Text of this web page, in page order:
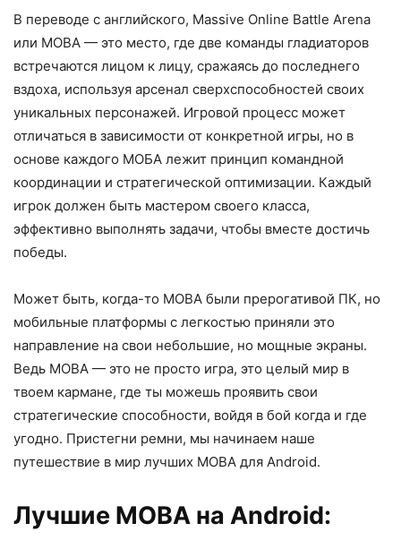
В переводе с английского, Massive Online Battle Arena
или MOBA — это место, где две команды гладиаторов
встречаются лицом к лицу, сражаясь до последнего
вздоха, используя арсенал сверхспособностей своих
уникальных персонажей. Игровой процесс может
отличаться в зависимости от конкретной игры, но в
основе каждого МОБА лежит принцип командной
координации и стратегической оптимизации. Каждый
игрок должен быть мастером своего класса,
эффективно выполнять задачи, чтобы вместе достичь
победы.
Может быть, когда-то MOBA были прерогативой ПК, но
мобильные платформы с легкостью приняли это
направление на свои небольшие, но мощные экраны.
Ведь MOBA — это не просто игра, это целый мир в
твоем кармане, где ты можешь проявить свои
стратегические способности, войдя в бой когда и где
угодно. Пристегни ремни, мы начинаем наше
путешествие в мир лучших MOBA для Android.
Лучшие MOBA на Android: